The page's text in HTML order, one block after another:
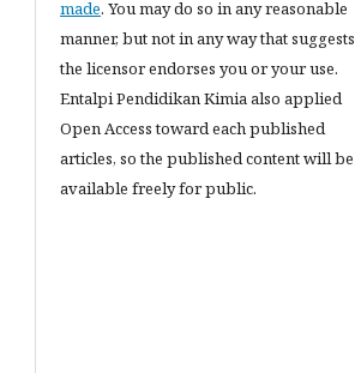
made. You may do so in any reasonable
manner, but not in any way that suggests
the licensor endorses you or your use.
Entalpi Pendidikan Kimia also applied
Open Access toward each published
articles, so the published content will be
available freely for public.